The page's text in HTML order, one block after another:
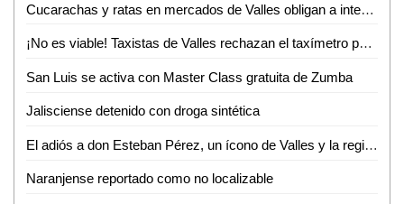
Cucarachas y ratas en mercados de Valles obligan a intensas jornadas de sanitización
¡No es viable! Taxistas de Valles rechazan el taxímetro por baja demanda de viajes
San Luis se activa con Master Class gratuita de Zumba
Jalisciense detenido con droga sintética
El adiós a don Esteban Pérez, un ícono de Valles y la región
Naranjense reportado como no localizable